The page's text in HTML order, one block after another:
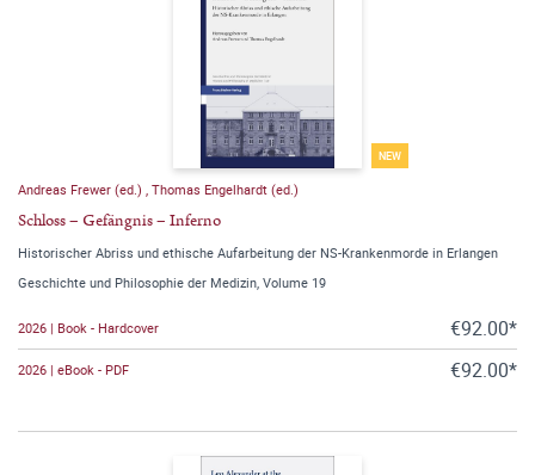
NEW
Andreas Frewer (ed.) Thomas Engelhardt (ed.)
Schloss – Gefängnis – Inferno
Historischer Abriss und ethische Aufarbeitung der NS-Krankenmorde in Erlangen
Geschichte und Philosophie der Medizin, Volume 19
2026 | Book - Hardcover €92.00*
2026 | eBook - PDF €92.00*